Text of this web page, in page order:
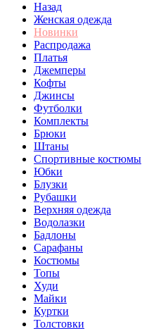
Назад
Женская одежда
Новинки
Распродажа
Платья
Джемперы
Кофты
Джинсы
Футболки
Комплекты
Брюки
Штаны
Спортивные костюмы
Юбки
Блузки
Рубашки
Верхняя одежда
Водолазки
Бадлоны
Сарафаны
Костюмы
Топы
Худи
Майки
Куртки
Толстовки